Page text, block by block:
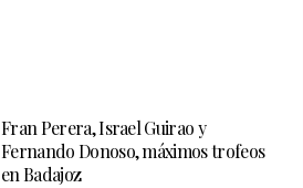
Fran Perera, Israel Guirao y
Fernando Donoso, máximos trofeos
en Badajoz